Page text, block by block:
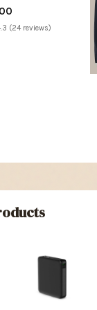
(24 reviews)